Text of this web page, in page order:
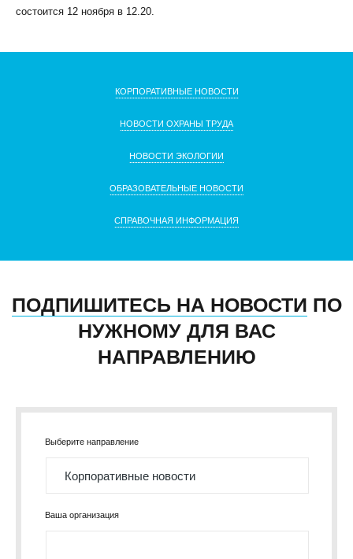
состоится 12 ноября в 12.20.
КОРПОРАТИВНЫЕ НОВОСТИ
НОВОСТИ ОХРАНЫ ТРУДА
НОВОСТИ ЭКОЛОГИИ
ОБРАЗОВАТЕЛЬНЫЕ НОВОСТИ
СПРАВОЧНАЯ ИНФОРМАЦИЯ
ПОДПИШИТЕСЬ НА НОВОСТИ ПО
НУЖНОМУ ДЛЯ ВАС
НАПРАВЛЕНИЮ
Выберите направление
Ваша организация